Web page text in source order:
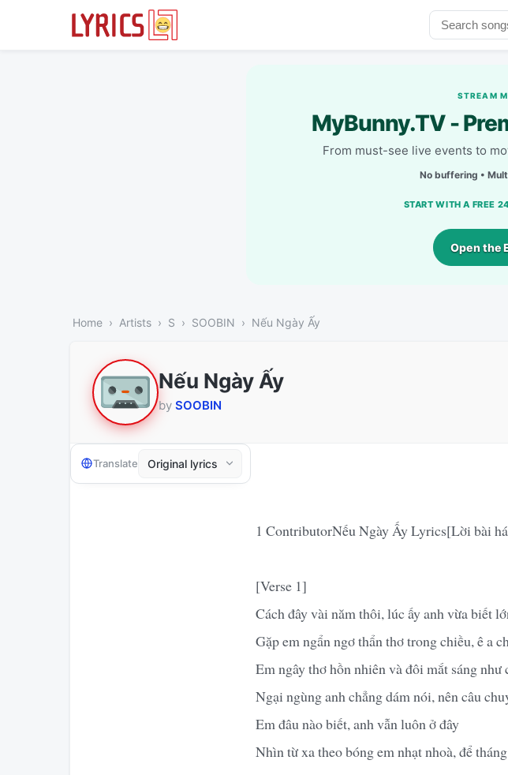
STREAM
MyBunny.TV -
From must-see live events to
No buffering •
START WITH A FREE
Open the
Home Artists S SOOBIN Nếu Ngày Ấy
Nếu Ngày Ấy
by SOOBIN
Translate
1 ContributorNếu Ngày Ấy Lyrics[Lời bài
[Verse 1]
Cách đây vài năm thôi, lúc ấy anh vừa biết
Gặp em ngẩn ngơ thẩn thơ trong chiều, ê a
Em ngây thơ hồn nhiên và đôi mắt sáng như
Ngại ngùng anh chẳng dám nói, nên câu
Em đâu nào biết, anh vẫn luôn ở đây
Nhìn từ xa theo bóng em nhạt nhoà, để